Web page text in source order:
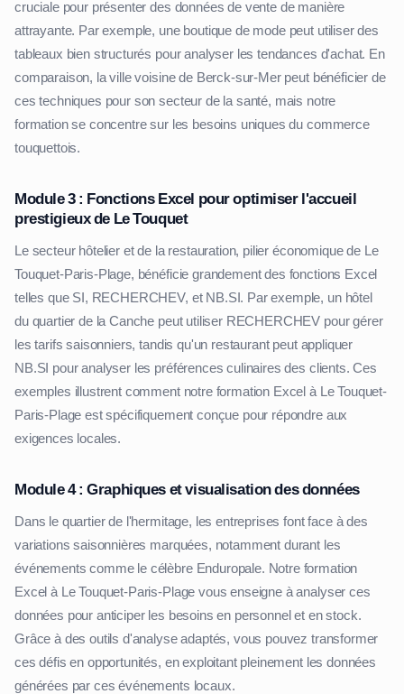
cruciale pour présenter des données de vente de manière
attrayante. Par exemple, une boutique de mode peut utiliser des
tableaux bien structurés pour analyser les tendances d'achat. En
comparaison, la ville voisine de Berck-sur-Mer peut bénéficier de
ces techniques pour son secteur de la santé, mais notre
formation se concentre sur les besoins uniques du commerce
touquettois.
Module 3 : Fonctions Excel pour optimiser l'accueil
prestigieux de Le Touquet
Le secteur hôtelier et de la restauration, pilier économique de Le
Touquet-Paris-Plage, bénéficie grandement des fonctions Excel
telles que SI, RECHERCHEV, et NB.SI. Par exemple, un hôtel
du quartier de la Canche peut utiliser RECHERCHEV pour gérer
les tarifs saisonniers, tandis qu'un restaurant peut appliquer
NB.SI pour analyser les préférences culinaires des clients. Ces
exemples illustrent comment notre formation Excel à Le Touquet-
Paris-Plage est spécifiquement conçue pour répondre aux
exigences locales.
Module 4 : Graphiques et visualisation des données
Dans le quartier de l'hermitage, les entreprises font face à des
variations saisonnières marquées, notamment durant les
événements comme le célèbre Enduropale. Notre formation
Excel à Le Touquet-Paris-Plage vous enseigne à analyser ces
données pour anticiper les besoins en personnel et en stock.
Grâce à des outils d'analyse adaptés, vous pouvez transformer
ces défis en opportunités, en exploitant pleinement les données
générées par ces événements locaux.